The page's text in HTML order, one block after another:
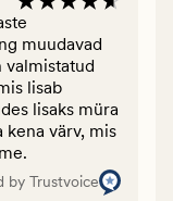
muudavad
valmistatud
lisab
lisaks müra
kena värv, mis
by Trustvoice